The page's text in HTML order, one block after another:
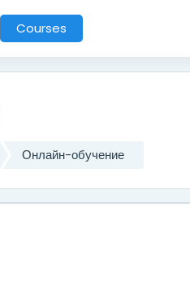
Courses
Онлайн-обучение